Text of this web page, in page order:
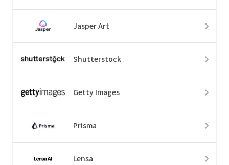
Jasper Art
Shutterstock
Getty Images
Prisma
Lensa